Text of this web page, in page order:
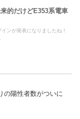
的だけどE353系電車
ンが発表になりましたね！
の陽性者数がついに